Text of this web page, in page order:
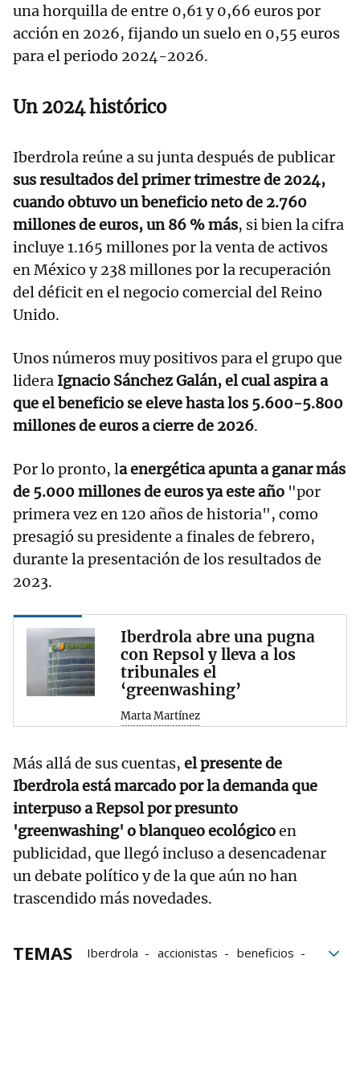
una horquilla de entre 0,61 y 0,66 euros por
acción en 2026, fijando un suelo en 0,55 euros
para el periodo 2024-2026.
Un 2024 histórico
Iberdrola reúne a su junta después de publicar
sus resultados del primer trimestre de 2024,
cuando obtuvo un beneficio neto de 2.760
millones de euros, un 86 % más, si bien la cifra
incluye 1.165 millones por la venta de activos
en México y 238 millones por la recuperación
del déficit en el negocio comercial del Reino
Unido.
Unos números muy positivos para el grupo que
lidera Ignacio Sánchez Galán, el cual aspira a
que el beneficio se eleve hasta los 5.600-5.800
millones de euros a cierre de 2026.
Por lo pronto, la energética apunta a ganar más
de 5.000 millones de euros ya este año "por
primera vez en 120 años de historia", como
presagió su presidente a finales de febrero,
durante la presentación de los resultados de
2023.
Iberdrola abre una pugna
con Repsol y lleva a los
tribunales el
‘greenwashing’
Marta Martínez
Más allá de sus cuentas, el presente de
Iberdrola está marcado por la demanda que
interpuso a Repsol por presunto
'greenwashing' o blanqueo ecológicoen
publicidad, que llegó incluso a desencadenar
un debate político y de la que aún no han
trascendido más novedades.
TEMAS Iberdrola accionistas
beneficios